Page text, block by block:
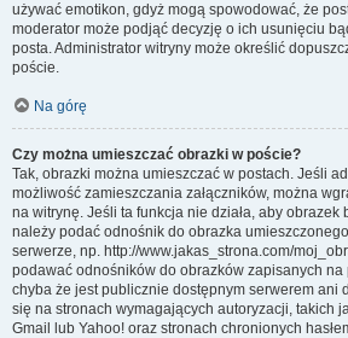
używać emotikon, gdyż mogą spowodować, że
moderator może podjąć decyzję o ich usunięciu
posta. Administrator witryny może określić
poście.
Na górę
Czy można umieszczać obrazki w poście?
Tak, obrazki można umieszczać w postach. Jeśli
możliwość zamieszczania załączników, można
na witrynę. Jeśli ta funkcja nie działa, aby obrazek
należy podać odnośnik do obrazka
serwerze, np. http://www.jakas_strona.com/
podawać odnośników do obrazków zapisanych na
chyba że jest publicznie dostępnym serwerem ani
się na stronach wymagających autoryzacji, takich
Gmail lub Yahoo! oraz stronach chronionych